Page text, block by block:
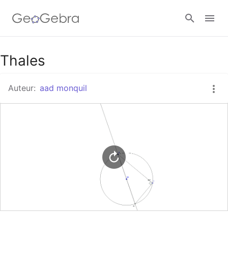
Google Classroom
GeoGebra Klaslokaal
Aanmelden
Thales
Auteur: aad monquil